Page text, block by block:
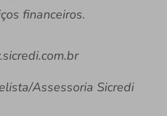
financeiros.
Assessoria Sicredi